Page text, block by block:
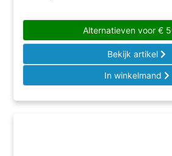
Alternatieven voor €
Bekijk artikel
In winkelmand